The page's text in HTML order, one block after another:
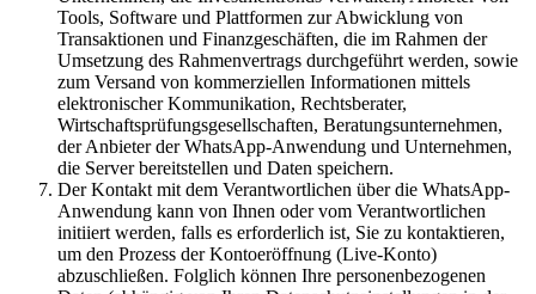
Tools, Software und Plattformen zur Abwicklung von
Transaktionen und Finanzgeschäften, die im Rahmen der
Umsetzung des Rahmenvertrags durchgeführt werden, sowie
zum Versand von kommerziellen Informationen mittels
elektronischer Kommunikation, Rechtsberater,
Wirtschaftsprüfungsgesellschaften, Beratungsunternehmen,
der Anbieter der WhatsApp-Anwendung und Unternehmen,
die Server bereitstellen und Daten speichern.
Der Kontakt mit dem Verantwortlichen über die WhatsApp-
Anwendung kann von Ihnen oder vom Verantwortlichen
initiiert werden, falls es erforderlich ist, Sie zu kontaktieren,
um den Prozess der Kontoeröffnung (Live-Konto)
abzuschließen. Folglich können Ihre personenbezogenen